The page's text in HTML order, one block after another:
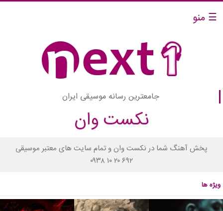
☰ منو
جامعترین رسانه موسیقی ایران
نکست وان
پخش آهنگ شما در نکست وان و تمام سایت های معتبر موسیقی
۰۹۳۸ ۱۰ ۲۰ ۶۹۲
ویژه ها